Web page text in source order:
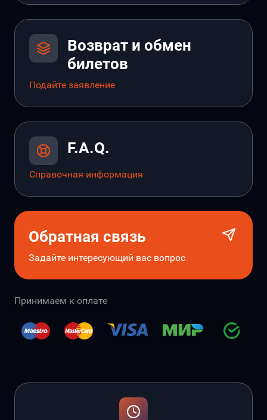
Возврат и обмен
билетов
Подайте заявление
F.A.Q.
Справочная информация
Обратная связь
Задайте интересующий вас вопрос
Принимаем к оплате